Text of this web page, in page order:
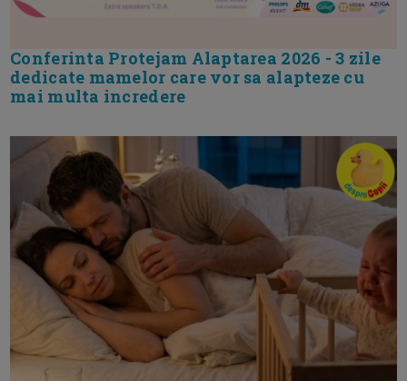
Conferinta Protejam Alaptarea 2026 - 3 zile
dedicate mamelor care vor sa alapteze cu
mai multa incredere